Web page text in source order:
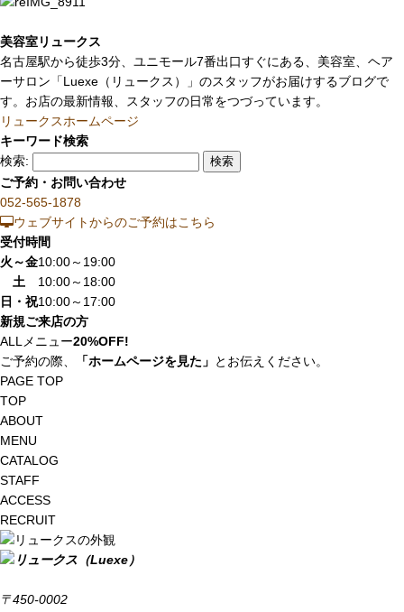
美容室リュークス
名古屋駅から徒歩3分、ユニモール7番出口すぐにある、美容室、ヘア
ーサロン「Luexe（リュークス）」のスタッフがお届けするブログで
す。お店の最新情報、スタッフの日常をつづっています。
リュークスホームページ
キーワード検索
検索:
ご予約・お問い合わせ
052-565-1878
ウェブサイトからのご予約はこちら
受付時間
火～金10:00～19:00
土
10:00～18:00
日・祝10:00～17:00
新規ご来店の方
ALLメニュー20%OFF!
ご予約の際、
「ホームページを見た」 とお伝えください。
PAGE TOP
TOP
ABOUT
MENU
CATALOG
STAFF
ACCESS
RECRUIT
〒450-0002